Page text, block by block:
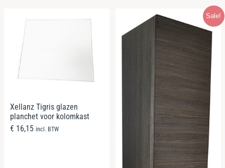
Xellanz Tigris glazen
planchet voor kolomkast
€ 16,15 incl. BTW
Sale!